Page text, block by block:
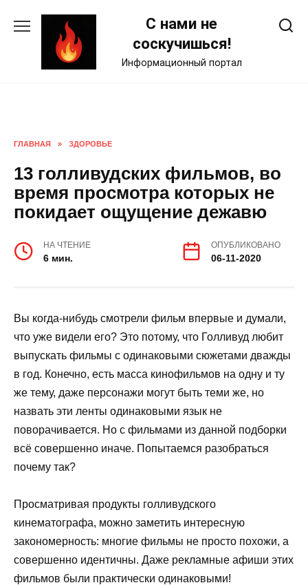
С нами не
соскучишься!
Информационный портал
ГЛАВНАЯ » ЗДОРОВЬЕ
13 голливудских фильмов, во
время просмотра которых не
покидает ощущение дежавю
НА ЧТЕНИЕ
6 мин.
ОПУБЛИКОВАНО
06-11-2020
Вы когда-нибудь смотрели фильм впервые и думали,
что уже видели его? Это потому, что Голливуд любит
выпускать фильмы с одинаковыми сюжетами дважды
в год. Конечно, есть масса кинофильмов на одну и ту
же тему, даже персонажи могут быть теми же, но
назвать эти ленты одинаковыми язык не
поворачивается. Но с фильмами из данной подборки
всё совершенно иначе. Попытаемся разобраться
почему так?
Просматривая продукты голливудского
кинематографа, можно заметить интересную
закономерность: многие фильмы не просто похожи, а
совершенно идентичны. Даже рекламные афиши этих
фильмов были практически одинаковыми!